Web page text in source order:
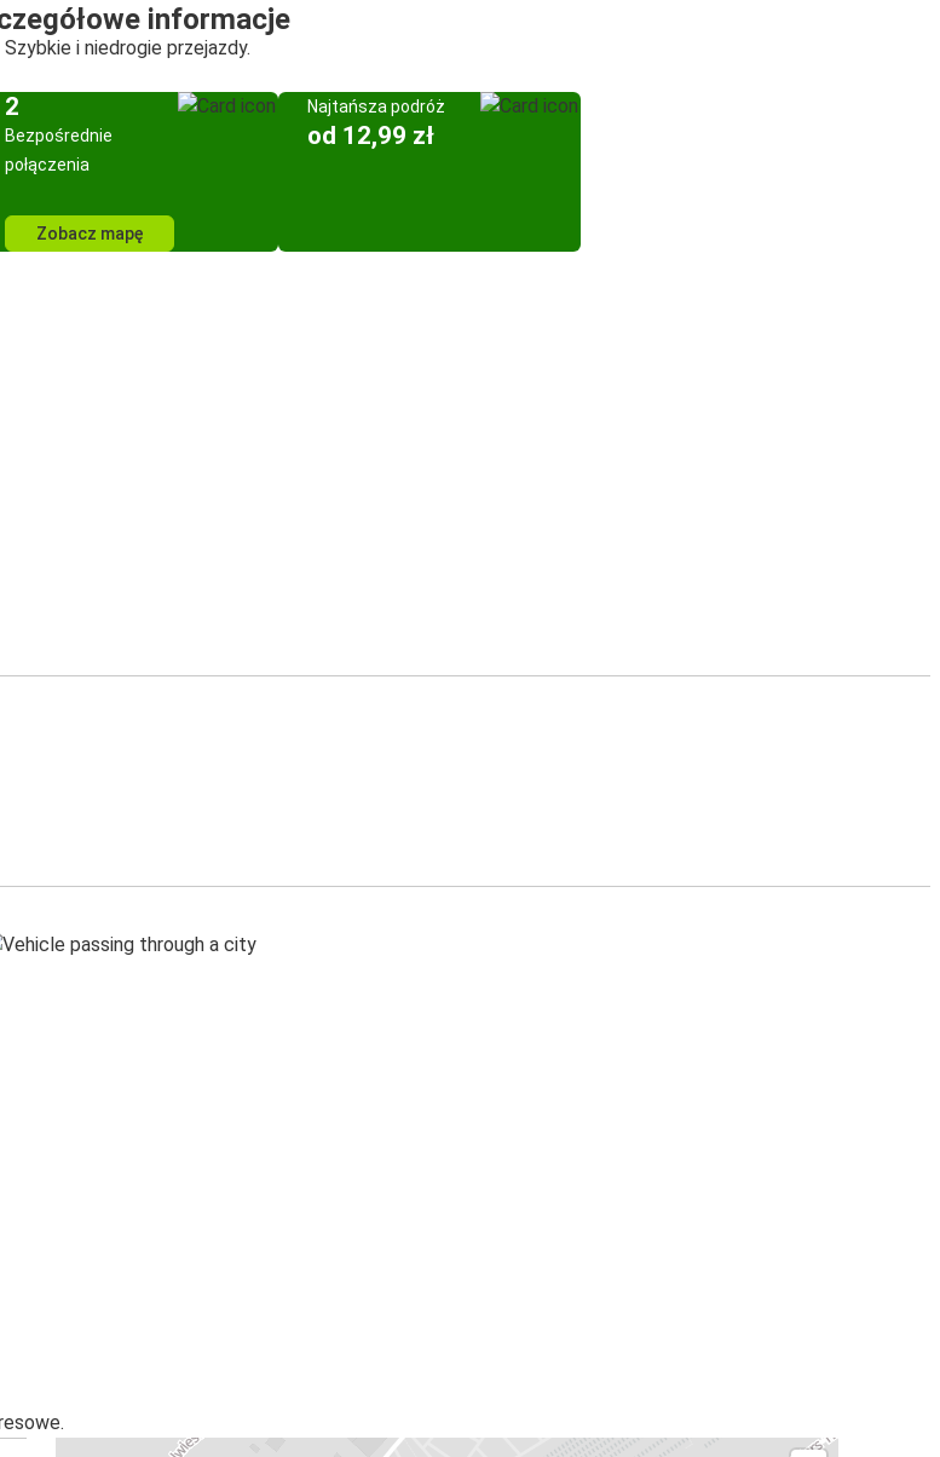
informacje
Szybkie i niedrogie przejazdy.
2
Bezpośrednie
połączenia
Zobacz mapę
Najtańsza podróż
od 12,99 zł